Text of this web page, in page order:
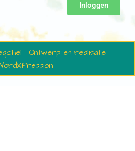
Inloggen
· Ontwerp en realisatie